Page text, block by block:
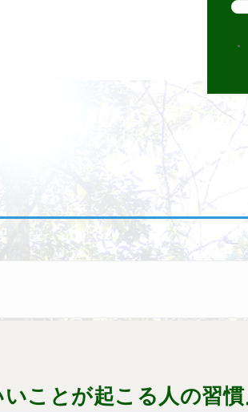
ことが起こる人の習